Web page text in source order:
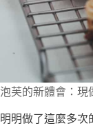
泡芙的新體會：現
明明做了這麼多次